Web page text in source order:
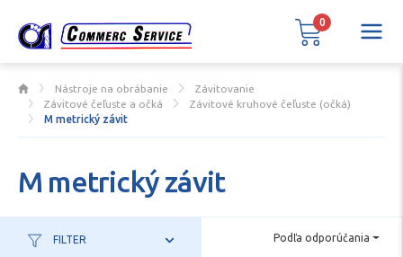
Nástroje na obrábanie
Závitovanie
Závitové čeľuste a očká
Závitové kruhové čeľuste (očká)
M metrický závit
M metrický závit
FILTER Podľa odporúčania
0